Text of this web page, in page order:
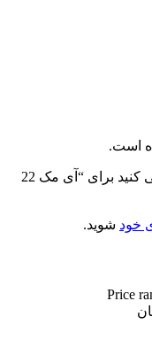
آی مک اسلیم انتخاب
سایر مدل‌های
اپل
– مک ( امکان نصب
همزمان ویندوز و مک )
است.
اولین نفری باشید که دیدگاهی را ارسال می کنید برای “آی مک 22
خود شوید.
Price